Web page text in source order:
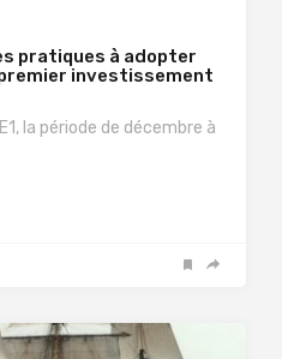
pratiques à adopter
investissement
la période de décembre à